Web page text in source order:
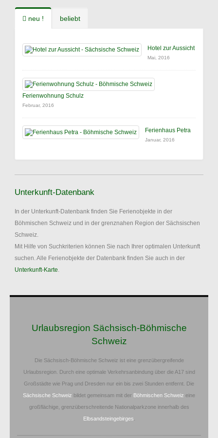
neu ! beliebt
Hotel zur Aussicht
Mai, 2016
Ferienwohnung Schulz
Februar, 2016
Ferienhaus Petra
Januar, 2016
Unterkunft-Datenbank
In der Unterkunft-Datenbank finden Sie Ferienobjekte in der
Böhmischen Schweiz und in der grenznahen Region der Sächsischen
Schweiz.
Mit Hilfe von Suchkriterien können Sie nach Ihrer optimalen Unterkunft
suchen. Alle Ferienobjekte der Datenbank finden Sie auch in der
Unterkunft-Karte.
Urlaubsregion Sächsisch-Böhmische
Schweiz
Die Sächsisch-Böhmische Schweiz ist eine grenzübergreifende
Urlaubsregion. Durch eine optimale Verkehrsanbindung über die A17 sind
Großstädte wie Prag und Dresden nur ein bis zwei Stunden entfernt. Die
Sächsische Schweiz bildet gemeinsam mit der Böhmischen Schweiz eine
großflächige, grenzüberschreitende Nationalparkzone innerhalb des
Elbsandsteingebirges